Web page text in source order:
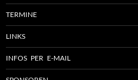
TERMINE
LINKS
INFOS PER E-MAIL